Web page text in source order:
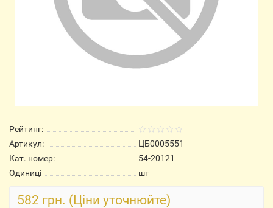
Рейтинг:
Артикул:
ЦБ0005551
Кат. номер:
54-20121
Одиниці
шт
582 грн. (Ціни уточнюйте)